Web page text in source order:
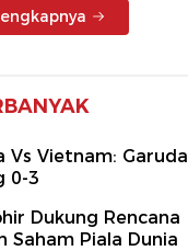
Vs Vietnam: Garuda
0-3
Dukung Rencana
Saham Piala Dunia